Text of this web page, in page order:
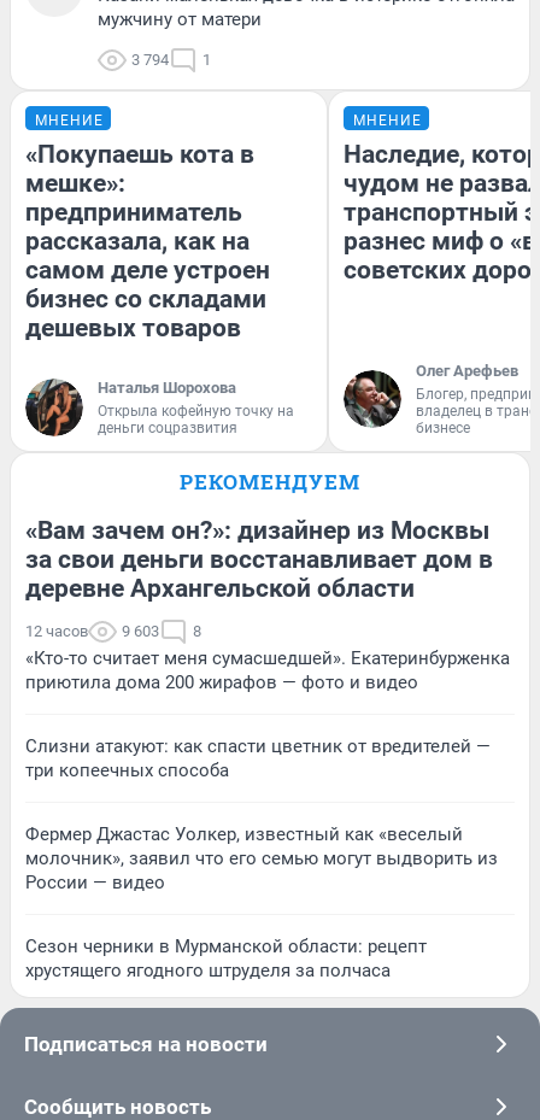
мужчину от матери
3 794 1
МНЕНИЕ
«Покупаешь кота в
мешке»:
предприниматель
рассказала, как на
самом деле устроен
бизнес со складами
дешевых товаров
Наталья Шорохова
Открыла кофейную точку на
деньги соцразвития
МНЕНИЕ
Наследие,
чудом не
транспортный
разнес миф о
советских
Олег Арефьев
Блогер,
владелец в
бизнесе
РЕКОМЕНДУЕМ
«Вам зачем он?»: дизайнер из Москвы
за свои деньги восстанавливает дом в
деревне Архангельской области
12 часов 9 603 8
«Кто-то считает меня сумасшедшей». Екатеринбурженка
приютила дома 200 жирафов — фото и видео
Слизни атакуют: как спасти цветник от вредителей —
три копеечных способа
Фермер Джастас Уолкер, известный как «веселый
молочник», заявил что его семью могут выдворить из
России — видео
Сезон черники в Мурманской области: рецепт
хрустящего ягодного штруделя за полчаса
Подписаться на новости
Сообщить новость